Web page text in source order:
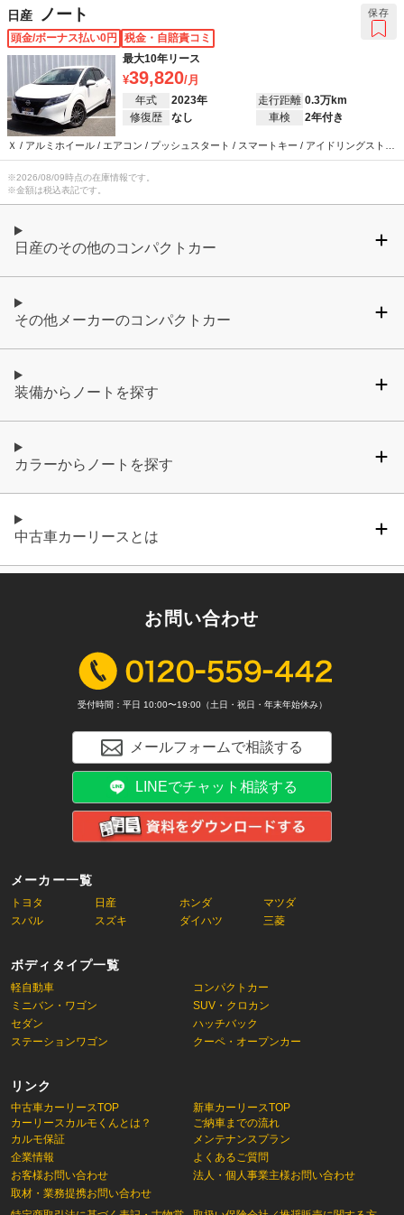
ング / パワーウインドウ
日産 ノート
頭金/ボーナス払い0円
税金・自賠責コミ
最大10年リース
39,820
年式 2023年 走行距離 0.3万km
修復歴
なし 車検 2年付き
Ｘ / アルミホイール / エアコン / プッシュスタート / スマートキー / アイドリングストッ
プ / カーナビ / ETC / 衝突被害軽減システム / ウインカーミラー / ABS / エアバッグ / パ
保存
※2026/08/09時点の在庫情報です。
※金額は税込表記です。
日産のその他のコンパクトカー
その他メーカーのコンパクトカー
装備からノートを探す
カラーからノートを探す
中古車カーリースとは
メーカー一覧
トヨタ 日産 ホンダ
マツダ
スバル
スズキ ダイハツ 三菱
ボディタイプ一覧
軽自動車
コンパクトカー
ミニバン・ワゴン
SUV・クロカン
セダン
ハッチバック
ステーションワゴン
クーペ・オープンカー
リンク
中古車カーリースTOP
カーリースカルモくんとは？
新車カーリースTOP
ご納車までの流れ
カルモ保証
企業情報
お客様お問い合わせ
取材・業務提携お問い合わせ
メンテナンスプラン
よくあるご質問
法人・個人事業主様お問い合わせ
お問い合わせ
受付時間：平日 10:00〜19:00（土日・祝日・年末年始休み）
メールフォームで相談する
LINEでチャット相談する